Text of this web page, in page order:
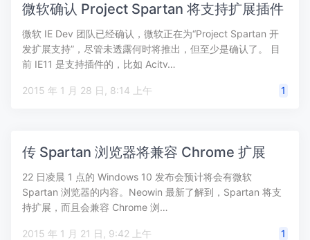
微软确认 Project Spartan 将支持扩展插件
微软 IE Dev 团队已经确认，微软正在为“Project Spartan 开
发扩展支持”，尽管未透露何时将推出，但至少是确认了。 目
前 IE11 是支持插件的，比如 Acitv…
2015 年 1 月 28 日, 8:14 上午 1
传 Spartan 浏览器将兼容 Chrome 扩展
22 日凌晨 1 点的 Windows 10 发布会预计将会有微软
Spartan 浏览器的内容。Neowin 最新了解到，Spartan 将支
持扩展，而且会兼容 Chrome 浏…
2015 年 1 月 21 日, 9:42 上午 1